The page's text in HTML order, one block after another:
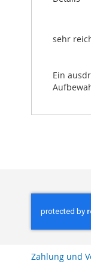
sehr
Ein
Zahlung und